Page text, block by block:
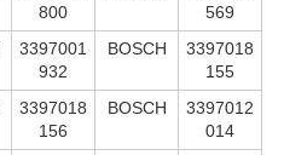
800
569
3397001
932
BOSCH
3397018
155
3397018
156
BOSCH
3397012
014